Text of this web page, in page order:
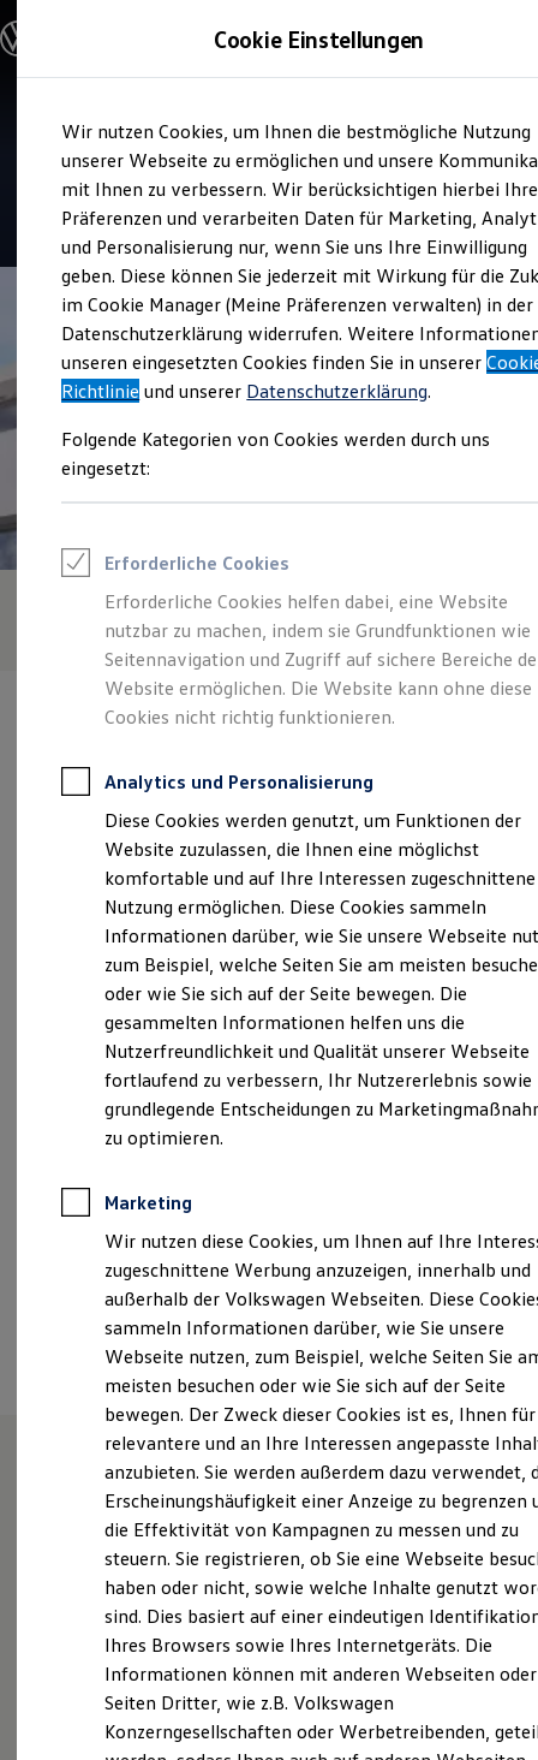
Hauptinhalt
springen
Footer
springen
Modelle & Konfigurator
Nutzfahrzeugkategorien entdecken
Modelle konfigurieren
Vorgängermodelle und Oldtimer
Vorgängermodelle
Oldtimer
Bulli Historie
Branchenlösungen & Gewerbekunden
Umbaulösungen und Hersteller finden
Auf- und Umbauten entdecken & konfigurieren
Groß- und Sonderkunden
Großkunden
Kommunen & Behörden
Journalisten
Sportvereine
Branchenlösungen
Gewerbliche Personenbeförderung
Service & mobile Werkstätten
Kühlfahrzeuge
ONE Business ID Vorteile
Fahrzeugsuche & Marktplatz
Fahrzeugsuche
Fahrzeuge online kaufen
Digitaler Marktplatz
Kauf & Finanzierung
Online-Fahrzeugbewertung
Aktionen & Angebote
Für Gewerbekunden
Profi Paket
TopDeal
Gebrauchtwagen
ProfiPartner für Gebrauchtwagen
Zertifizierte Gebrauchtwagen
Finanzierung
Für Privatkunden
Für Gewerbekunden
Leasing
Für Privatkunden
Für Gewerbekunden
Versicherungen & Garantien
Garantien
Kfz-Versicherung für Nutzfahrzeuge
Restschuldversicherung
Wartungsverträge
Besitzer & Service
Sommer-Special
Reparatur, Pflege & Inspektion
Servicetermin anfragen
Service-Vorteile bei Volkswagen Nutzfahrzeuge
Economy Service
Räder & Reifen Service
Ersatzfahrzeuge
Notdienst und Pannenhilfe
Software, Konnektivität & Apps
California App
VW Connect für Ihren ID. Buzz
VW Connect für Ihren Transporter/Caravelle
VW Connect für Ihren Amarok
VW Connect für andere Modelle
Connect Pro
Fleet Interface Data
Multistop Pathfinder
Übersicht Software Updates
Hilfreiches für Besitzer
Fahrerassistenz- und Sicherheitssysteme
Kontrollleuchten
Kurzfahrprofile und Ölverdünnung
Batterieverordnung
XTL-Dieselkraftstoff
Service
Autohaus Moll Kaarst
4.1| 38 Bewertungen
Verantwortlich für die Inhalte auf dieser Seite ist die Autohaus Moll
Kaarst GmbH (Impressum & Rechtliches)
Königsberger Straße 2, 41564 Kaarst
kaarst@moll.de
+49 2131 96000
Montag-Freitag 09:00-18:30 Uhr
Samstag
09:00 -14:00 Uhr
Ansprechpartner
Termin vereinbaren
Unsere Leistungenim
Überblick
Service
Aktuelle Highlights
Cookie Einstellungen
Wir nutzen Cookies, um Ihnen die bestmögliche Nutzung
unserer Webseite zu ermöglichen und unsere
mit Ihnen zu verbessern. Wir berücksichtigen hierbei Ihre
Präferenzen und verarbeiten Daten für Marketing,
und Personalisierung nur, wenn Sie uns Ihre Einwilligung
geben. Diese können Sie jederzeit mit Wirkung für die
im Cookie Manager (Meine Präferenzen verwalten) in der
Datenschutzerklärung widerrufen. Weitere
unseren eingesetzten Cookies finden Sie in unserer
Richtlinie und unserer Datenschutzerklärung.
Folgende Kategorien von Cookies werden durch uns
eingesetzt:
Erforderliche Cookies
Erforderliche Cookies helfen dabei, eine Website
nutzbar zu machen, indem sie Grundfunktionen wie
Seitennavigation und Zugriff auf sichere Bereiche
Website ermöglichen. Die Website kann ohne diese
Cookies nicht richtig funktionieren.
Analytics und Personalisierung
Diese Cookies werden genutzt, um Funktionen der
Website zuzulassen, die Ihnen eine möglichst
komfortable und auf Ihre Interessen zugeschnittene
Nutzung ermöglichen. Diese Cookies sammeln
Informationen darüber, wie Sie unsere Webseite
zum Beispiel, welche Seiten Sie am meisten
oder wie Sie sich auf der Seite bewegen. Die
gesammelten Informationen helfen uns die
Nutzerfreundlichkeit und Qualität unserer Webseite
fortlaufend zu verbessern, Ihr Nutzererlebnis sowie
grundlegende Entscheidungen zu
zu optimieren.
Marketing
Wir nutzen diese Cookies, um Ihnen auf Ihre
zugeschnittene Werbung anzuzeigen, innerhalb und
außerhalb der Volkswagen Webseiten. Diese
sammeln Informationen darüber, wie Sie unsere
Webseite nutzen, zum Beispiel, welche Seiten Sie
meisten besuchen oder wie Sie sich auf der Seite
bewegen. Der Zweck dieser Cookies ist es, Ihnen für
relevantere und an Ihre Interessen angepasste
anzubieten. Sie werden außerdem dazu verwendet,
Erscheinungshäufigkeit einer Anzeige zu begrenzen
die Effektivität von Kampagnen zu messen und zu
steuern. Sie registrieren, ob Sie eine Webseite
haben oder nicht, sowie welche Inhalte genutzt
sind. Dies basiert auf einer eindeutigen
Ihres Browsers sowie Ihres Internetgeräts. Die
Informationen können mit anderen Webseiten oder
Seiten Dritter, wie z.B. Volkswagen
Konzerngesellschaften oder Werbetreibenden,